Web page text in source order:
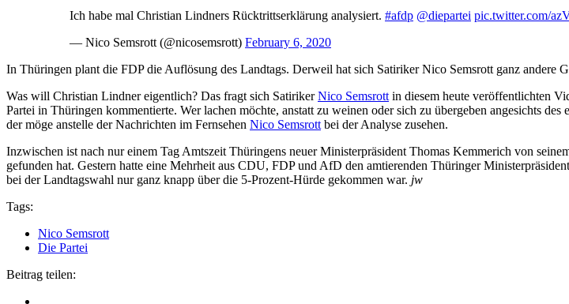
Ich habe mal Christian Lindners Rücktrittserklärung analysiert. #afdp @diepartei pic.twitter.com/
— Nico Semsrott (@nicosemsrott) February 6, 2020
In Thüringen plant die FDP die Auflösung des Landtags. Derweil hat sich Satiriker Nico Semsrott ganz andere
Was will Christian Lindner eigentlich? Das fragt sich SatirikerNico Semsrott in diesem heute veröffentlichten
Partei in Thüringen kommentierte. Wer lachen möchte, anstatt zu weinen oder sich zu übergeben angesichts
der möge anstelle der Nachrichten im Fernsehen Nico Semsrott bei der Analyse zusehen.
Inzwischen ist nach nur einem Tag Amtszeit Thüringens neuer Ministerpräsident Thomas Kemmerich von
gefunden hat. Gestern hatte eine Mehrheit aus CDU, FDP und AfD den amtierenden Thüringer
bei der Landtagswahl nur ganz knapp über die 5-Prozent-Hürde gekommen war. jw
Tags:
Nico Semsrott
Die Partei
Beitrag teilen: